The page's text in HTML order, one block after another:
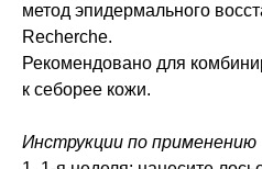
метод эпидермального
Recherche.
Рекомендовано для
к себорее кожи.
Инструкции по применению